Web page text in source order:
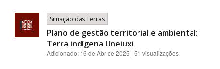
Situação das Terras
Plano de gestão territorial e ambiental:
Terra indígena Uneiuxi.
Adicionado: 16 de Abr de 2025 | 51 visualizações